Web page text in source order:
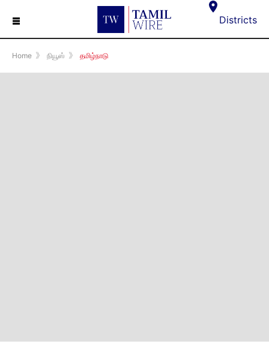
☰ Districts
Home 》 நியூஸ் 》 தமிழ்நாடு